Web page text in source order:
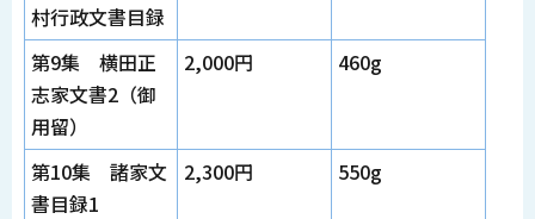
村行政文書目録
第9集 横田正
志家文書2（御
用留）
2,000円 460g
第10集 諸家文
書目録1
2,300円 550g